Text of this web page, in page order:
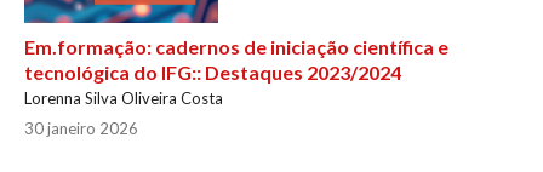
Em.formação: cadernos de iniciação científica e
tecnológica do IFG:: Destaques 2023/2024
Lorenna Silva Oliveira Costa
30 janeiro 2026